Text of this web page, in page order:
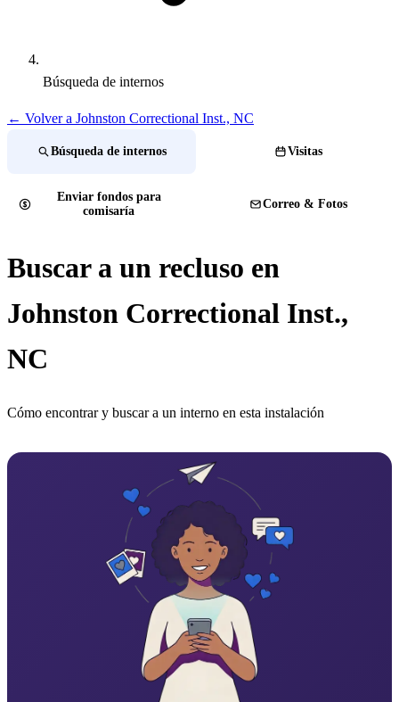
Búsqueda de internos
← Volver a Johnston Correctional Inst., NC
Búsqueda de internos Visitas
Enviar fondos para
comisaría
Correo & Fotos
Buscar a un recluso en
Johnston Correctional Inst.,
NC
Cómo encontrar y buscar a un interno en esta instalación